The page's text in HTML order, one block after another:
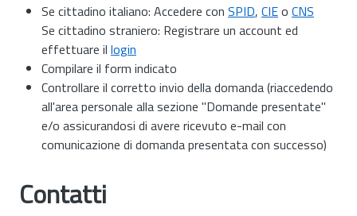
Se cittadino italiano: Accedere con SPID, CIEo CNS
Se cittadino straniero: Registrare un account ed
effettuare il login
Compilare il form indicato
Controllare il corretto invio della domanda (riaccedendo
all'area personale alla sezione "Domande presentate"
e/o assicurandosi di avere ricevuto e-mail con
comunicazione di domanda presentata con successo)
Contatti